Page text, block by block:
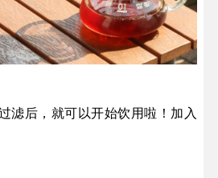
滤后，就可以开始饮用啦！加入